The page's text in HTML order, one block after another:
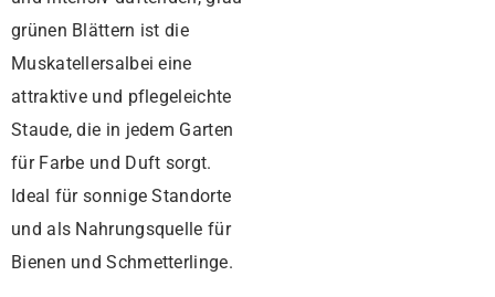
grünen Blättern ist die
Muskatellersalbei eine
attraktive und pflegeleichte
Staude, die in jedem Garten
für Farbe und Duft sorgt.
Ideal für sonnige Standorte
und als Nahrungsquelle für
Bienen und Schmetterlinge.